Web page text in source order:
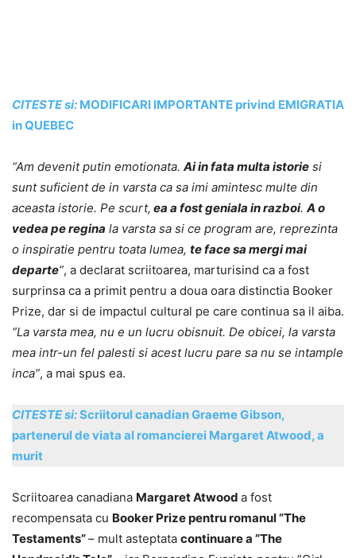
CITESTE si: MODIFICARI IMPORTANTE privind EMIGRATIA
in QUEBEC
“Am devenit putin emotionata. Ai in fata multa istorie si
sunt suficient de in varsta ca sa imi amintesc multe din
aceasta istorie. Pe scurt, ea a fost geniala in razboi. A o
vedea pe regina la varsta sa si ce program are, reprezinta
o inspiratie pentru toata lumea, te face sa mergi mai
departe”, a declarat scriitoarea, marturisind ca a fost
surprinsa ca a primit pentru a doua oara distinctia Booker
Prize, dar si de impactul cultural pe care continua sa il aiba.
“La varsta mea, nu e un lucru obisnuit. De obicei, la varsta
mea intr-un fel palesti si acest lucru pare sa nu se intample
inca”, a mai spus ea.
CITESTE si:Scriitorul canadian Graeme Gibson,
partenerul de viata al romancierei Margaret Atwood, a
murit
Scriitoarea canadiana Margaret Atwood a fost
recompensata cu Booker Prize pentru romanul ”The
Testaments”– mult asteptata continuare a ”The